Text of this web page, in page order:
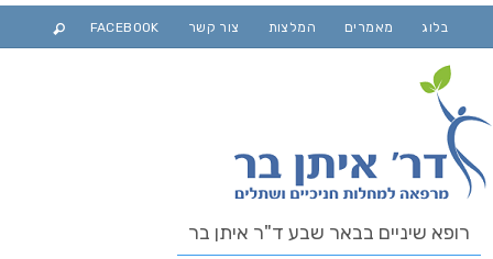
בלוג מאמרים המלצות צור קשר FACEBOOK
רופא שיניים בבאר שבע ד"ר איתן בר